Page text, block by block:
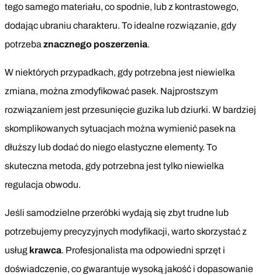
tego samego materiału, co spodnie, lub z kontrastowego,
dodając ubraniu charakteru. To idealne rozwiązanie, gdy
potrzeba znacznego poszerzenia.
W niektórych przypadkach, gdy potrzebna jest niewielka
zmiana, można zmodyfikować pasek. Najprostszym
rozwiązaniem jest przesunięcie guzika lub dziurki. W bardziej
skomplikowanych sytuacjach można wymienić pasek na
dłuższy lub dodać do niego elastyczne elementy. To
skuteczna metoda, gdy potrzebna jest tylko niewielka
regulacja obwodu.
Jeśli samodzielne przeróbki wydają się zbyt trudne lub
potrzebujemy precyzyjnych modyfikacji, warto skorzystać z
usług krawca. Profesjonalista ma odpowiedni sprzęt i
doświadczenie, co gwarantuje wysoką jakość i dopasowanie